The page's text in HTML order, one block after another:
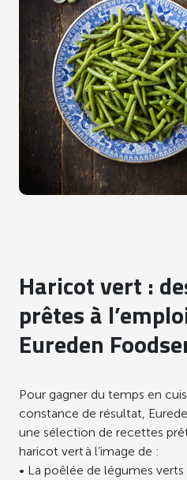
Haricot vert :
prêtes à
Eureden
Pour gagner du temps en
constance de résultat,
une sélection de recettes
haricot vert à l’image de :
• La poêlée de légumes verts